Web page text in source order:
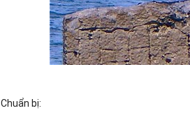
Chuẩn bị: